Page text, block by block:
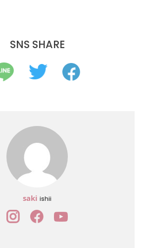
SNS SHARE
saki ishii